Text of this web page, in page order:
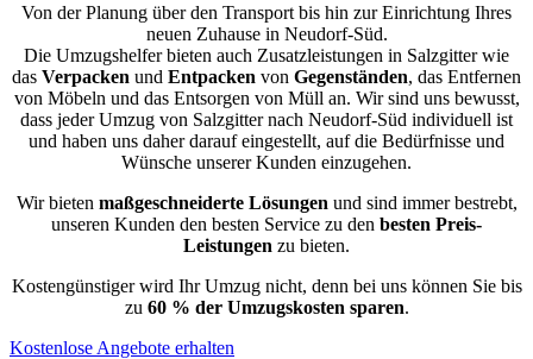
Von der Planung über den Transport bis hin zur Einrichtung Ihres
neuen Zuhause in Neudorf-Süd.
Die Umzugshelfer bieten auch Zusatzleistungen in Salzgitter wie
das Verpacken und Entpacken von Gegenständen, das Entfernen
von Möbeln und das Entsorgen von Müll an. Wir sind uns bewusst,
dass jeder Umzug von Salzgitter nach Neudorf-Süd individuell ist
und haben uns daher darauf eingestellt, auf die Bedürfnisse und
Wünsche unserer Kunden einzugehen.
Wir bieten maßgeschneiderte Lösungen und sind immer bestrebt,
unseren Kunden den besten Service zu den besten Preis-
Leistungen zu bieten.
Kostengünstiger wird Ihr Umzug nicht, denn bei uns können Sie bis
zu 60 % der Umzugskosten sparen.
Kostenlose Angebote erhalten